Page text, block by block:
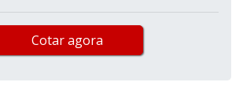
Cotar agora